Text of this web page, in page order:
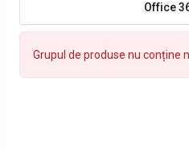
Office
Grupul de produse nu conține